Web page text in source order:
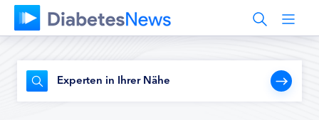
Experten in Ihrer Nähe